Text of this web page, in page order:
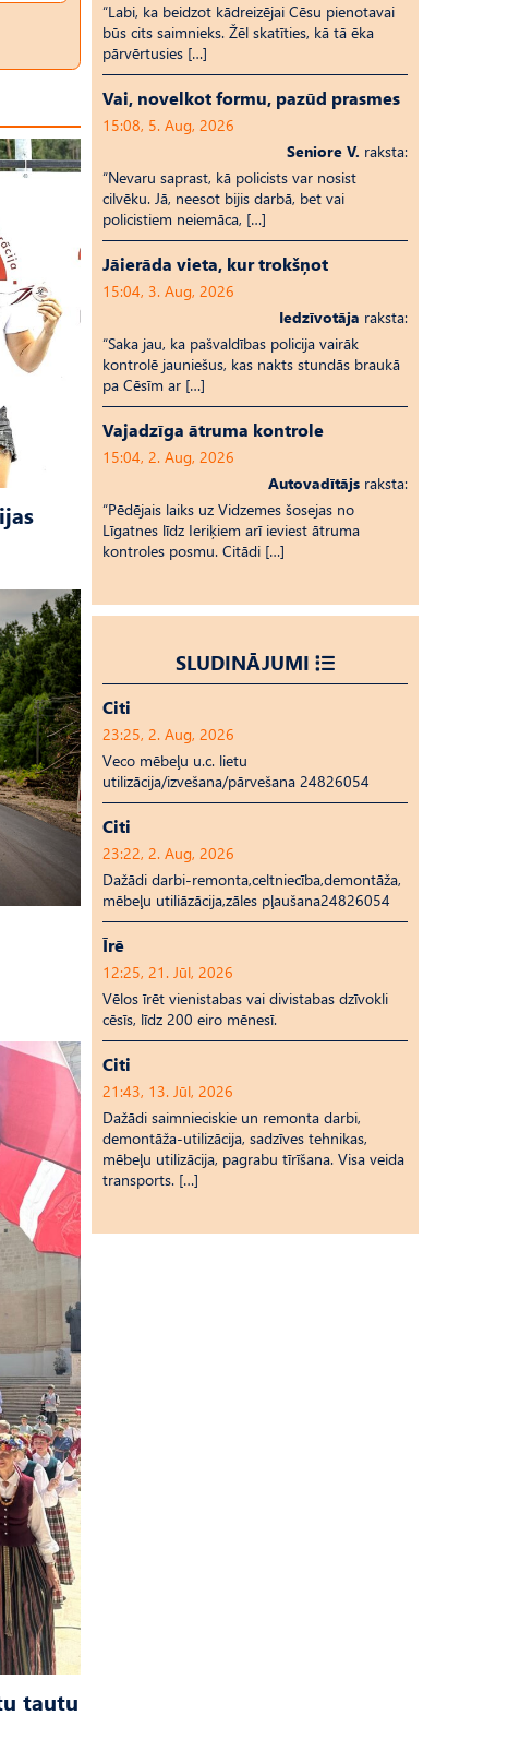
tautu
“Labi, ka beidzot kādreizējai Cēsu pienotavai
būs cits saimnieks. Žēl skatīties, kā tā ēka
pārvērtusies […]
Vai, novelkot formu, pazūd prasmes
15:08, 5. Aug, 2026
Seniore V. raksta:
“Nevaru saprast, kā policists var nosist
cilvēku. Jā, neesot bijis darbā, bet vai
policistiem neiemāca, […]
Jāierāda vieta, kur trokšņot
15:04, 3. Aug, 2026
Iedzīvotāja raksta:
“Saka jau, ka pašvaldības policija vairāk
kontrolē jauniešus, kas nakts stundās braukā
pa Cēsīm ar […]
Vajadzīga ātruma kontrole
15:04, 2. Aug, 2026
Autovadītājs raksta:
“Pēdējais laiks uz Vid­ze­mes šosejas no
Līgatnes līdz Ieriķiem arī ieviest ātruma
kontroles posmu. Citādi […]
SLUDINĀJUMI
Citi
23:25, 2. Aug, 2026
Veco mēbeļu u.c. lietu
utilizācija/izvešana/pārvešana 24826054
Citi
23:22, 2. Aug, 2026
Dažādi darbi-remonta,celtniecība,demontāža,
mēbeļu utiliāzācija,zāles pļaušana24826054
Īrē
12:25, 21. Jūl, 2026
Vēlos īrēt vienistabas vai divistabas dzīvokli
cēsīs, līdz 200 eiro mēnesī.
Citi
21:43, 13. Jūl, 2026
Dažādi saimnieciskie un remonta darbi,
demontāža-utilizācija, sadzīves tehnikas,
mēbeļu utilizācija, pagrabu tīrīšana. Visa veida
transports. […]